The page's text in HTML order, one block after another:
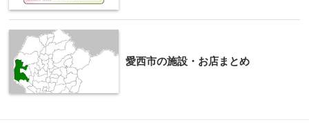
愛西市の施設・お店まとめ